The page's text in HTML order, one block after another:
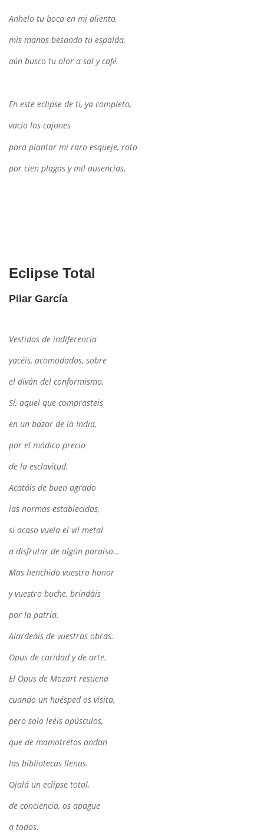
Anhelo tu boca en mi aliento,
mis manos besando tu espalda,
aún busco tu olor a sal y café.
En este eclipse de ti, ya completo,
vacío los cajones
para plantar mi raro esqueje, roto
por cien plagas y mil ausencias.
Eclipse Total
Pilar García
Vestidos de indiferencia
yacéis, acomodados, sobre
el diván del conformismo.
Sí, aquel que comprasteis
en un bazar de la India,
por el módico precio
de la esclavitud.
Acatáis de buen agrado
las normas establecidas,
si acaso vuela el vil metal
a disfrutar de algún paraíso…
Mas henchido vuestro honor
y vuestro buche, brindáis
por la patria.
Alardeáis de vuestras obras.
Opus de caridad y de arte.
El Opus de Mozart resuena
cuando un huésped os visita,
pero solo leéis opúsculos,
que de mamotretos andan
las bibliotecas llenas.
Ojalá un eclipse total,
de conciencia, os apague
a todos.